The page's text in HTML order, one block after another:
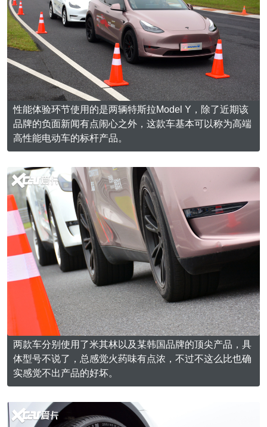
性能体验环节使用的是两辆特斯拉Model Y，除了近期该
品牌的负面新闻有点闹心之外，这款车基本可以称为高端
高性能电动车的标杆产品。
两款车分别使用了米其林以及某韩国品牌的顶尖产品，具
体型号不说了，总感觉火药味有点浓，不过不这么比也确
实感觉不出产品的好坏。